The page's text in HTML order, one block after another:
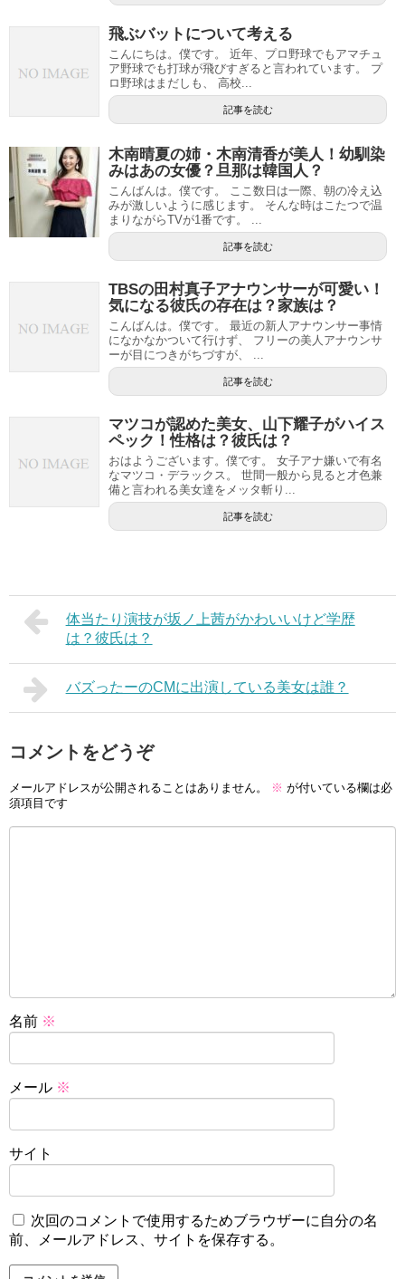
飛ぶバットについて考える
こんにちは。僕です。 近年、プロ野球でもアマチュ
ア野球でも打球が飛びすぎると言われています。 プ
ロ野球はまだしも、 高校...
記事を読む
木南晴夏の姉・木南清香が美人！幼馴染
みはあの女優？旦那は韓国人？
こんばんは。僕です。 ここ数日は一際、朝の冷え込
みが激しいように感じます。 そんな時はこたつで温
まりながらTVが1番です。 ...
記事を読む
TBSの田村真子アナウンサーが可愛い！
気になる彼氏の存在は？家族は？
こんばんは。僕です。 最近の新人アナウンサー事情
になかなかついて行けず、 フリーの美人アナウンサ
ーが目につきがちづすが、 ...
記事を読む
マツコが認めた美女、山下耀子がハイス
ペック！性格は？彼氏は？
おはようございます。僕です。 女子アナ嫌いで有名
なマツコ・デラックス。 世間一般から見ると才色兼
備と言われる美女達をメッタ斬り...
記事を読む
体当たり演技が坂ノ上茜がかわいいけど学歴
は？彼氏は？
バズったーのCMに出演している美女は誰？
コメントをどうぞ
メールアドレスが公開されることはありません。 ※ が付いている欄は必
須項目です
名前 ※
メール ※
サイト
次回のコメントで使用するためブラウザーに自分の名
前、メールアドレス、サイトを保存する。